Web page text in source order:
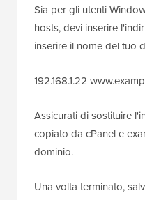
Sia per gli utenti
hosts, devi inserire
inserire il nome del tuo
192.168.1.22
Assicurati di sostituire
copiato da cPanel e
dominio.
Una volta terminato,